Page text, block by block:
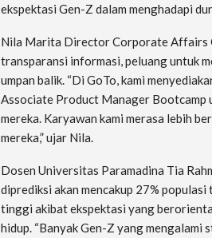
ekspektasi Gen-Z dalam menghadapi
Nila Marita Director Corporate Affairs
transparansi informasi, peluang untuk
umpan balik. “Di GoTo, kami
Associate Product Manager Bootcamp
mereka. Karyawan kami merasa lebih
mereka,” ujar Nila.
Dosen Universitas Paramadina Tia
diprediksi akan mencakup 27%
tinggi akibat ekspektasi yang
hidup. “Banyak Gen-Z yang